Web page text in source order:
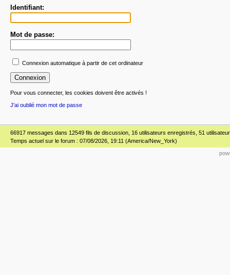
Identifiant:
Mot de passe:
Connexion automatique à partir de cet ordinateur
Pour vous connecter, les cookies doivent être activés !
J'ai oublié mon mot de passe
66917 messages dans 12549 fils de discussion, 16 utilisateurs enregistrés, 51
Temps actuel sur le forum : 07/08/2026, 19:11 (America/New_York)